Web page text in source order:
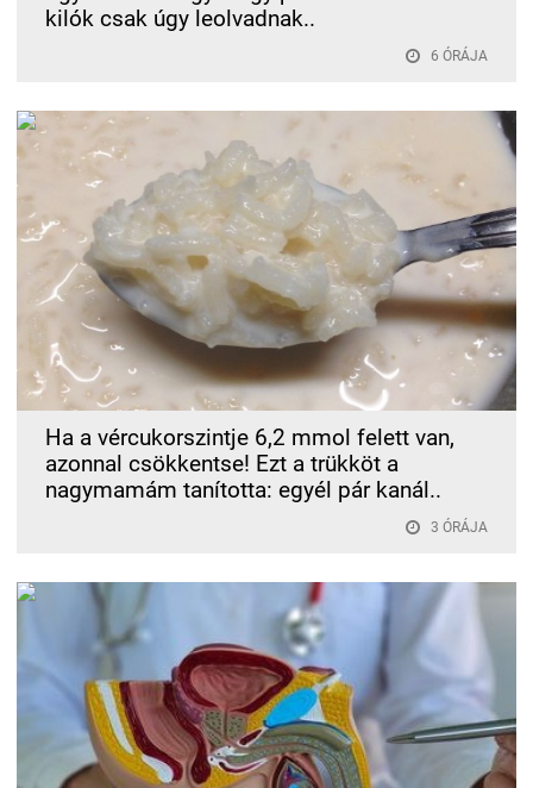
kilók csak úgy leolvadnak..
6 ÓRÁJA
Ha a vércukorszintje 6,2 mmol felett van,
azonnal csökkentse! Ezt a trükköt a
nagymamám tanította: egyél pár kanál..
3 ÓRÁJA